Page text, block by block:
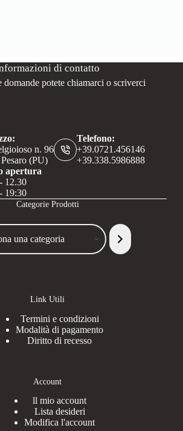
di contatto
domande potete chiamarci o scriverci
n. 96
(PU)
Telefono:
+39.0721.456146
+39.338.5986888
apertura
12.30
19:30
Categorie Prodotti
Link Utili
Termini e condizioni
Modalità di pagamento
Diritto di recesso
Account
ll mio account
Lista desideri
Modifica l'account